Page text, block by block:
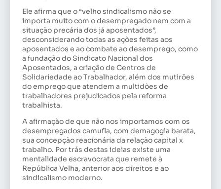
Ele afirma que o “velho sindicalismo não se
importa muito com o desempregado nem com a
situação precária dos já aposentados”,
desconsiderando todas as ações feitas aos
aposentados e ao combate ao desemprego, como
a fundação do Sindicato Nacional dos
Aposentados, a criação de Centros de
Solidariedade ao Trabalhador, além dos mutirões
do emprego que atendem a multidões de
trabalhadores prejudicados pela reforma
trabalhista.
A afirmação de que não nos importamos com os
desempregados camufla, com demagogia barata,
sua concepção reacionária da relação capital x
trabalho. Por trás destas ideias existe uma
mentalidade escravocrata que remete à
República Velha, anterior aos direitos e ao
sindicalismo moderno.